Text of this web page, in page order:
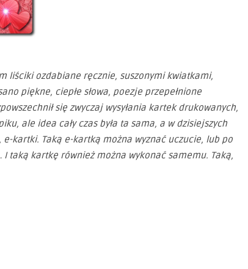
liściki ozdabiane ręcznie, suszonymi kwiatkami,
piękne, ciepłe słowa, poezje przepełnione
się zwyczaj wysyłania kartek drukowanych,
ale idea cały czas była ta sama, a w dzisiejszych
kartki. Taką e-kartką można wyznać uczucie, lub po
taką kartkę również można wykonać samemu. Taką,